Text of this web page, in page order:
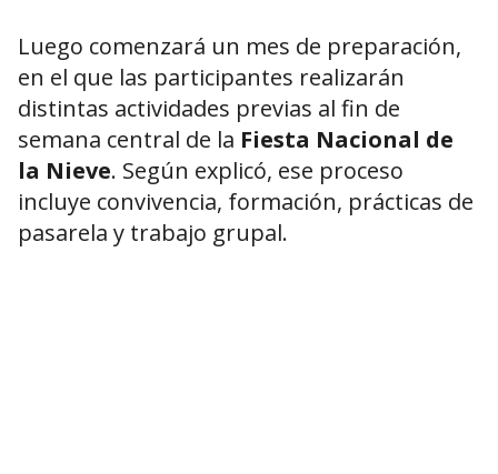
Luego comenzará un mes de preparación,
en el que las participantes realizarán
distintas actividades previas al fin de
semana central de la Fiesta Nacional de
la Nieve. Según explicó, ese proceso
incluye convivencia, formación, prácticas de
pasarela y trabajo grupal.